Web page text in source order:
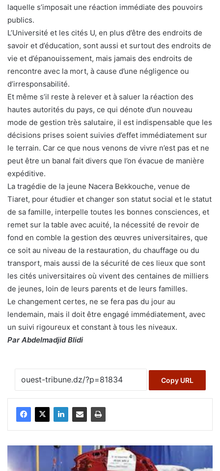
laquelle s’imposait une réaction immédiate des pouvoirs
publics.
L’Université et les cités U, en plus d’être des endroits de
savoir et d’éducation, sont aussi et surtout des endroits de
vie et d’épanouissement, mais jamais des endroits de
rencontre avec la mort, à cause d’une négligence ou
d’irresponsabilité.
Et même s’il reste à relever et à saluer la réaction des
hautes autorités du pays, ce qui dénote d’un nouveau
mode de gestion très salutaire, il est indispensable que les
décisions prises soient suivies d’effet immédiatement sur
le terrain. Car ce que nous venons de vivre n’est pas et ne
peut être un banal fait divers que l’on évacue de manière
expéditive.
La tragédie de la jeune Nacera Bekkouche, venue de
Tiaret, pour étudier et changer son statut social et le statut
de sa famille, interpelle toutes les bonnes consciences, et
remet sur la table avec acuité, la nécessité de revoir de
fond en comble la gestion des œuvres universitaires, que
ce soit au niveau de la restauration, du chauffage ou du
transport, mais aussi de la sécurité de ces lieux que sont
les cités universitaires où vivent des centaines de milliers
de jeunes, loin de leurs parents et de leurs familles.
Le changement certes, ne se fera pas du jour au
lendemain, mais il doit être engagé immédiatement, avec
un suivi rigoureux et constant à tous les niveaux.
Par Abdelmadjid Blidi
Copy URL